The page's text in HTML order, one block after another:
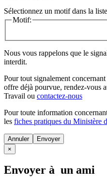
Sélectionnez un motif dans la
Motif:
Nous vous rappelons que le
interdit.
Pour tout signalement concernant
offre déjà pourvue, rendez-vous
Travail ou contactez-nous
Pour toute information
les fiches pratiques du Ministère
Annuler
×
Envoyer à un ami